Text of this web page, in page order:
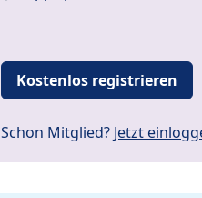
Kostenlos registrieren
Schon Mitglied? Jetzt